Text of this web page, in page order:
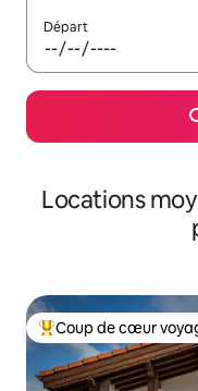
Départ
Locations
Coups de cœur
Coup de cœur